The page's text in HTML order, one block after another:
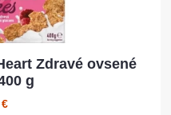
Zdravé ovsené
g